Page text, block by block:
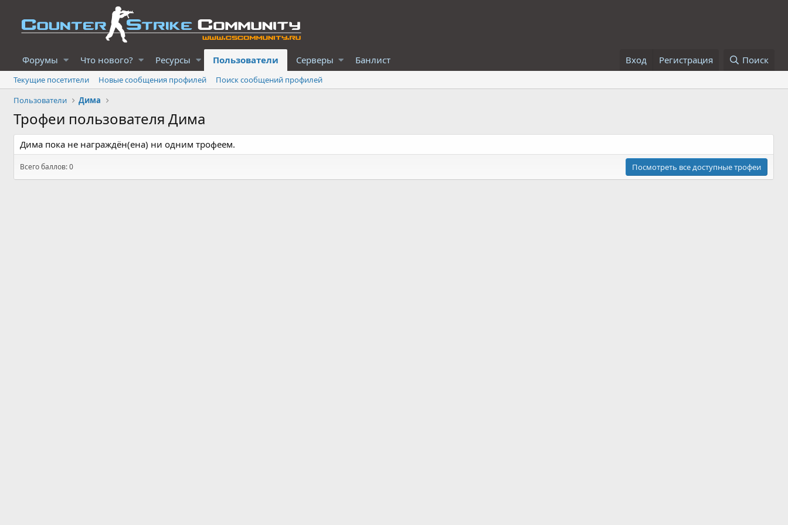
Форумы Что нового? Ресурсы Пользователи Серверы Банлист Вход Регистрация Поиск
Текущие посетители Новые сообщения профилей
Поиск сообщений профилей
Пользователи
Дима
Трофеи пользователя Дима
Дима пока не награждён(ена) ни одним трофеем.
Всего баллов: 0 Посмотреть все доступные трофеи